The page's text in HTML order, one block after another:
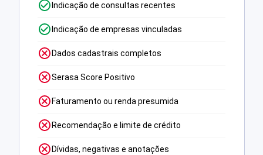
Indicação de consultas recentes
Indicação de empresas vinculadas
Dados cadastrais completos
Serasa Score Positivo
Faturamento ou renda presumida
Recomendação e limite de crédito
Dívidas, negativas e anotações